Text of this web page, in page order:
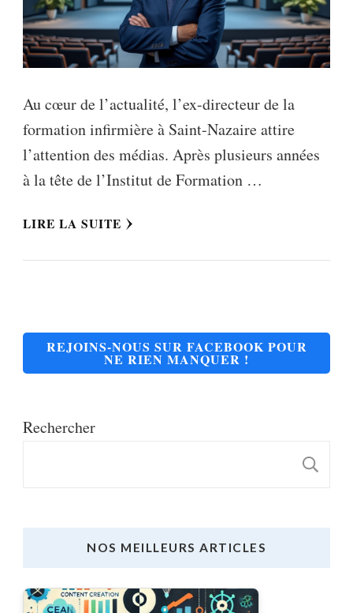
Au cœur de l’actualité, l’ex-directeur de la
formation infirmière à Saint-Nazaire attire
l’attention des médias. Après plusieurs années
à la tête de l’Institut de Formation …
LIRE LA SUITE
REJOINS-NOUS SUR FACEBOOK POUR
NE RIEN MANQUER !
Rechercher
NOS MEILLEURS ARTICLES